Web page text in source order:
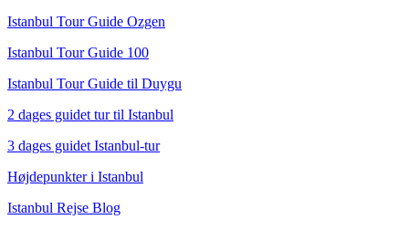
Istanbul Tour Guide Ozgen
Istanbul Tour Guide 100
Istanbul Tour Guide til Duygu
2 dages guidet tur til Istanbul
3 dages guidet Istanbul-tur
Højdepunkter i Istanbul
Istanbul Rejse Blog